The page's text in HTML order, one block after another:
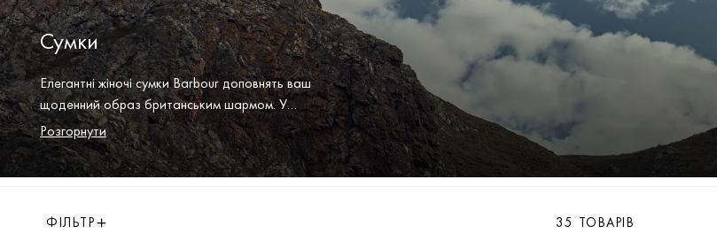
Сумки
Елегантні жіночі сумки Barbour доповнять ваш
щоденний образ британським шармом. У
колекції представлені шкіряні шопери,
компактні крос-боді та зручні сумки-тоут для
міста. Висока якість та увага до кожної
доставкою.
Розгорнути
ФІЛЬТР 35 ТОВАРІВ